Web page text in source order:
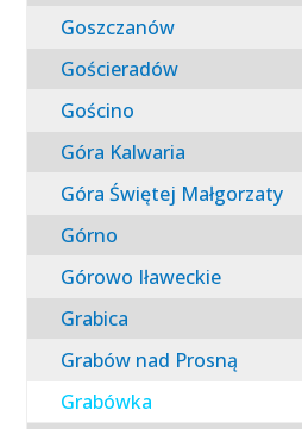
Goszczanów
Gościeradów
Gościno
Góra Kalwaria
Góra Świętej Małgorzaty
Górno
Górowo Iławeckie
Grabica
Grabów nad Prosną
Grabówka